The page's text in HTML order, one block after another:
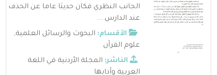
الجانب النظري فكان حديثا عاما عن الحذف
عند الدارس ...
الأقسام: البحوث والرسائل العلمية,
علوم القرآن
الناشر: المجلة الأردنية في اللغة
العربية وآدابها